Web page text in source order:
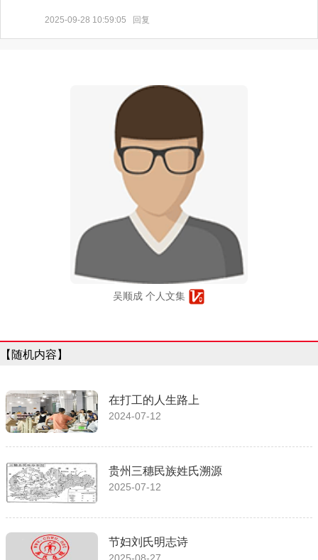
2025-09-28 10:59:05 回复
吴顺成 个人文集
【随机内容】
在打工的人生路上
2024-07-12
贵州三穗民族姓氏溯源
2025-07-12
节妇刘氏明志诗